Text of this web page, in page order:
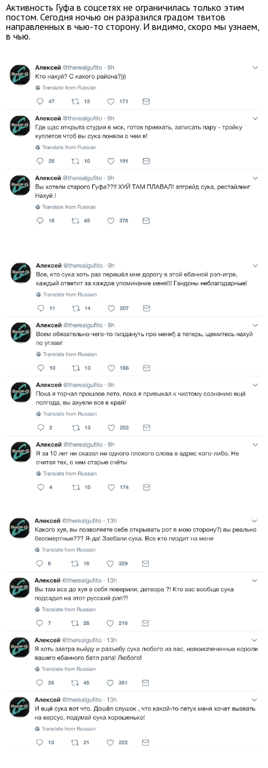
Активность Гуфа в соцсетях не ограничилась только этим
постом. Сегодня ночью он разразился градом твитов
направленных в чью-то сторону. И видимо, скоро мы узнаем,
в чью.